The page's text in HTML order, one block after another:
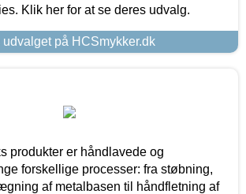
Klik her for at se deres udvalg.
udvalget på HCSmykker.dk
produkter er håndlavede og
forskellige processer: fra støbning,
af metalbasen til håndfletning af